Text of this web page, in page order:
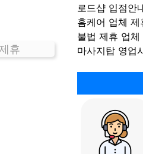
휴
로드샵 입점안
홈케어 업체 제
불법 제휴 업체